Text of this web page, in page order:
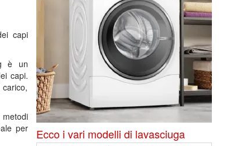
capi
è un
capi.
per
Ecco i vari modelli di lavasciuga